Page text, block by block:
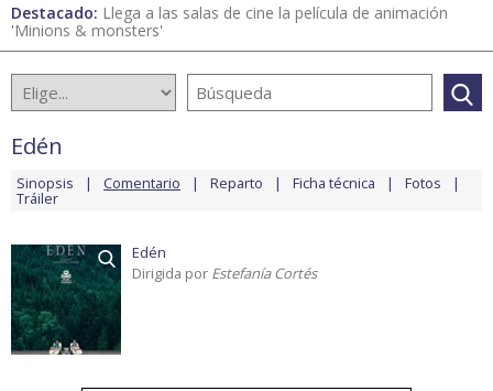
Destacado: Llega a las salas de cine la película de animación
'Minions & monsters'
Edén
Sinopsis Comentario Reparto Ficha técnica Fotos
Tráiler
Edén
Dirigida por Estefanía Cortés